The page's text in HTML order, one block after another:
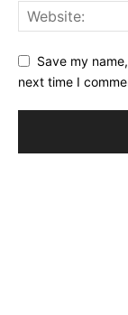
Save my
next time I